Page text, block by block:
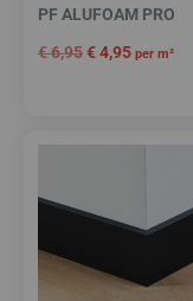
PF ALUFOAM PRO
€6,95€4,95 per m²